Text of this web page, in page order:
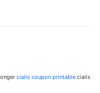
cialis coupon printable cialis